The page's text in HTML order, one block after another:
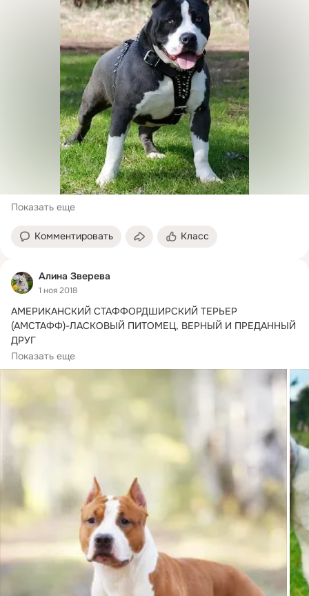
Показать еще
Комментировать Класс
Алина Зверева
1 ноя 2018
АМЕРИКАНСКИЙ СТАФФОРДШИРСКИЙ ТЕРЬЕР
(АМСТАФФ)-ЛАСКОВЫЙ ПИТОМЕЦ, ВЕРНЫЙ И ПРЕДАННЫЙ
ДРУГ
Американский стаффордширский терьер — это одна...
Показать еще